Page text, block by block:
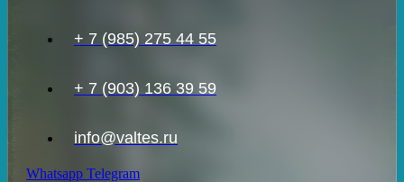
+ 7 (985) 275 44 55
+ 7 (903) 136 39 59
info@valtes.ru
Whatsapp Telegram